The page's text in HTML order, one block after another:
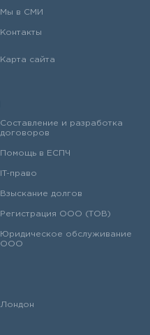
Мы в СМИ
Контакты
Карта сайта
Составление и разработка
договоров
Помощь в ЕСПЧ
IT-право
Взыскание долгов
Регистрация ООО (ТОВ)
Юридическое обслуживание
ООО
Лондон